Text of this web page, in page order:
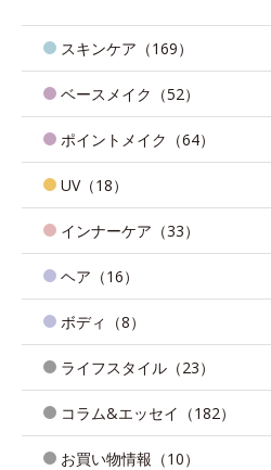
スキンケア（169）
ベースメイク（52）
ポイントメイク（64）
UV（18）
インナーケア（33）
ヘア（16）
ボディ（8）
ライフスタイル（23）
コラム&エッセイ（182）
お買い物情報（10）